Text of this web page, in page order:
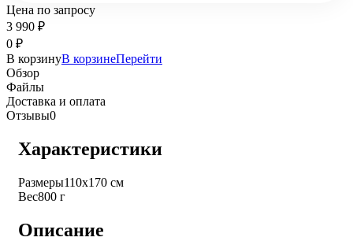
Цена по запросу
3 990 ₽
0 ₽
В корзинуВ корзинеПерейти
Обзор
Файлы
Доставка и оплата
Отзывы0
Характеристики
Размеры110х170 см
Вес800 г
Описание